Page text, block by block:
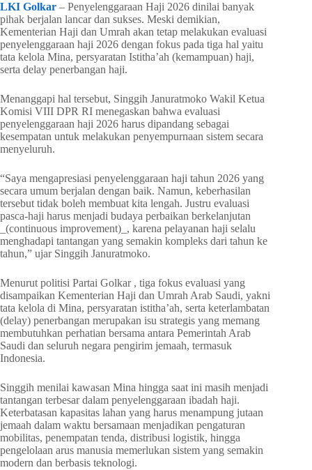
LKI Golkar – Penyelenggaraan Haji 2026 dinilai banyak
pihak berjalan lancar dan sukses. Meski demikian,
Kementerian Haji dan Umrah akan tetap melakukan evaluasi
penyelenggaraan haji 2026 dengan fokus pada tiga hal yaitu
tata kelola Mina, persyaratan Istitha’ah (kemampuan) haji,
serta delay penerbangan haji.
Menanggapi hal tersebut, Singgih Januratmoko Wakil Ketua
Komisi VIII DPR RI menegaskan bahwa evaluasi
penyelenggaraan haji 2026 harus dipandang sebagai
kesempatan untuk melakukan penyempurnaan sistem secara
menyeluruh.
“Saya mengapresiasi penyelenggaraan haji tahun 2026 yang
secara umum berjalan dengan baik. Namun, keberhasilan
tersebut tidak boleh membuat kita lengah. Justru evaluasi
pasca-haji harus menjadi budaya perbaikan berkelanjutan
_(continuous improvement)_, karena pelayanan haji selalu
menghadapi tantangan yang semakin kompleks dari tahun ke
tahun,” ujar Singgih Januratmoko.
Menurut politisi Partai Golkar , tiga fokus evaluasi yang
disampaikan Kementerian Haji dan Umrah Arab Saudi, yakni
tata kelola di Mina, persyaratan istitha’ah, serta keterlambatan
(delay) penerbangan merupakan isu strategis yang memang
membutuhkan perhatian bersama antara Pemerintah Arab
Saudi dan seluruh negara pengirim jemaah, termasuk
Indonesia.
Singgih menilai kawasan Mina hingga saat ini masih menjadi
tantangan terbesar dalam penyelenggaraan ibadah haji.
Keterbatasan kapasitas lahan yang harus menampung jutaan
jemaah dalam waktu bersamaan menjadikan pengaturan
mobilitas, penempatan tenda, distribusi logistik, hingga
pengelolaan arus manusia memerlukan sistem yang semakin
modern dan berbasis teknologi.